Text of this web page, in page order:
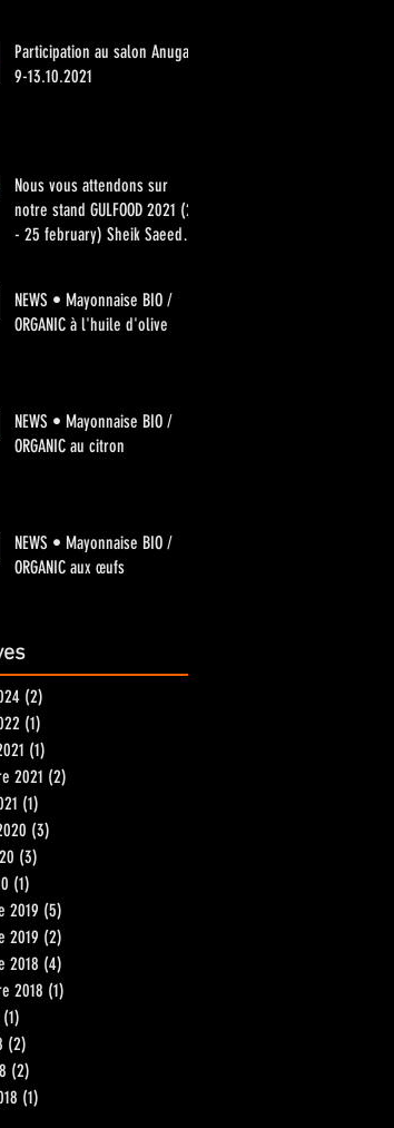
Participation au salon Anuga
9-13.10.2021
Nous vous attendons sur
notre stand GULFOOD 2021 (21
- 25 february) Sheik Saeed 2
NEWS • Mayonnaise BIO /
ORGANIC à l'huile d'olive
NEWS • Mayonnaise BIO /
ORGANIC au citron
NEWS • Mayonnaise BIO /
ORGANIC aux œufs
(2)
(1)
(1)
2021 (2)
(1)
(3)
(3)
(1)
2019 (5)
2019 (2)
2018 (4)
2018 (1)
(1)
(2)
(2)
(1)